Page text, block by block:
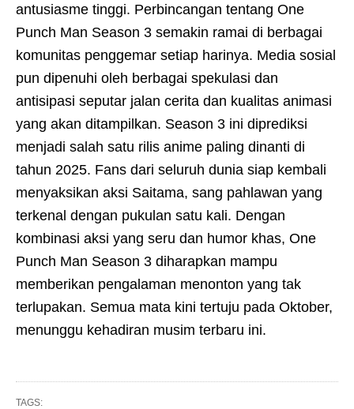
antusiasme tinggi. Perbincangan tentang One
Punch Man Season 3 semakin ramai di berbagai
komunitas penggemar setiap harinya. Media sosial
pun dipenuhi oleh berbagai spekulasi dan
antisipasi seputar jalan cerita dan kualitas animasi
yang akan ditampilkan. Season 3 ini diprediksi
menjadi salah satu rilis anime paling dinanti di
tahun 2025. Fans dari seluruh dunia siap kembali
menyaksikan aksi Saitama, sang pahlawan yang
terkenal dengan pukulan satu kali. Dengan
kombinasi aksi yang seru dan humor khas, One
Punch Man Season 3 diharapkan mampu
memberikan pengalaman menonton yang tak
terlupakan. Semua mata kini tertuju pada Oktober,
menunggu kehadiran musim terbaru ini.
TAGS: